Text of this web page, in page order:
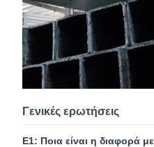
Γενικές ερωτήσεις
Ε1: Ποια είναι η διαφορά